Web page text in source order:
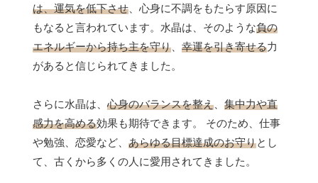
は、運気を低下させ 、心身に不調をもたらす原因に
もなると言われています。水晶は、そのような負の
エネルギーから持ち主を守り
幸運を引き寄せる力
があると信じられてきました。
さらに水晶は、 心身のバランスを整え
集中力や直
感力を高める効果も期待できます。 そのため、仕事
や勉強、恋愛など、 あらゆる目標達成のお守りとし
て、古くから多くの人に愛用されてきました。